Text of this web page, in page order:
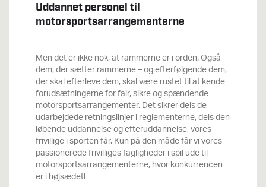
Uddannet personel til
motorsportsarrangementerne
Men det er ikke nok, at rammerne er i orden. Også
dem, der sætter rammerne – og efterfølgende dem,
der skal efterleve dem, skal være rustet til at kende
forudsætningerne for fair, sikre og spændende
motorsportsarrangementer. Det sikrer dels de
udarbejdede retningslinjer i reglementerne, dels den
løbende uddannelse og efteruddannelse, vores
frivillige i sporten får. Kun på den måde får vi vores
passionerede frivilliges fagligheder i spil ude til
motorsportsarrangementerne, hvor konkurrencen
er i højsædet!